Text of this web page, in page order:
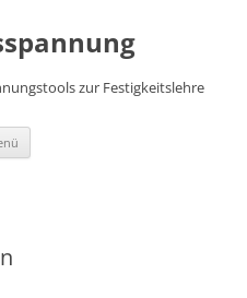
zur Festigkeitslehre